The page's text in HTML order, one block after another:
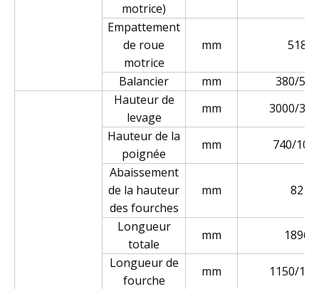
motrice)
Empattement
de roue
motrice
mm 518
Balancier mm 380/515
Hauteur de
levage
mm
3000/
Hauteur de la
poignée
mm
740/
Abaissement
de la hauteur
des fourches
mm 82
Longueur
totale
mm
1896
Longueur de
fourche
mm
1150/